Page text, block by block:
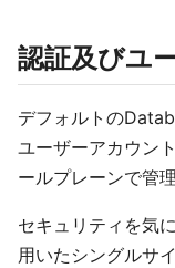
認証及びユ
デフォルトの
ユーザーアカウン
ールプレーンで管
セキュリティを気
用いたシングルサ